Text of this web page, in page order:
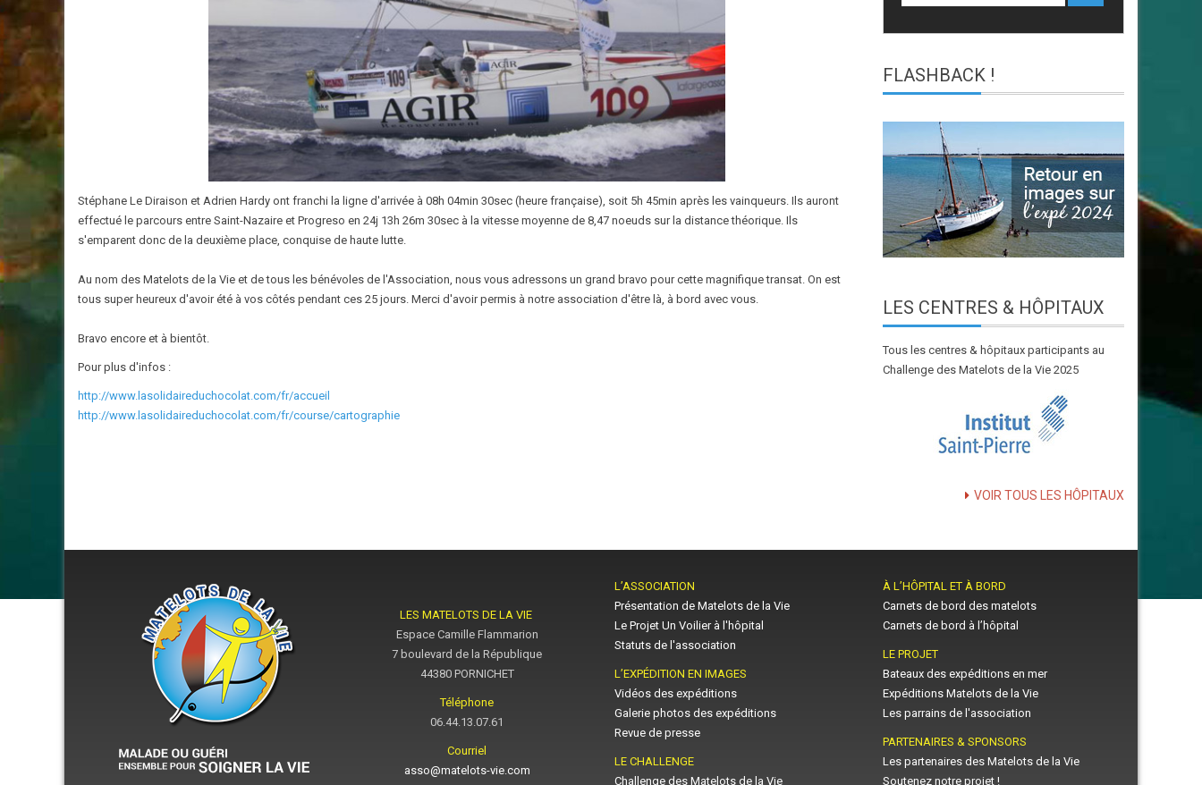
Stéphane Le Diraison et Adrien Hardy ont franchi la ligne d'arrivée à 08h 04min 30sec (heure française), soit 5h 45min après les vainqueurs. Ils auront
effectué le parcours entre Saint-Nazaire et Progreso en 24j 13h 26m 30sec à la vitesse moyenne de 8,47 noeuds sur la distance théorique. Ils
s'emparent donc de la deuxième place, conquise de haute lutte.
Au nom des Matelots de la Vie et de tous les bénévoles de l'Association, nous vous adressons un grand bravo pour cette magnifique transat. On est
tous super heureux d'avoir été à vos côtés pendant ces 25 jours. Merci d'avoir permis à notre association d'être là, à bord avec vous.
Bravo encore et à bientôt.
Pour plus d'infos :
http://www.lasolidaireduchocolat.com/fr/accueil
http://www.lasolidaireduchocolat.com/fr/course/cartographie
FLASHBACK !
LES CENTRES & HÔPITAUX
Tous les centres & hôpitaux participants au
Challenge des Matelots de la Vie 2025
VOIR TOUS LES HÔPITAUX
LES MATELOTS DE LA VIE
Espace Camille Flammarion
7 boulevard de la République
44380 PORNICHET
Téléphone
06.44.13.07.61
Courriel
asso@matelots-vie.com
L’ASSOCIATION
Présentation de Matelots de la Vie
Le Projet Un Voilier à l'hôpital
Statuts de l'association
L’EXPÉDITION EN IMAGES
Vidéos des expéditions
Galerie photos des expéditions
Revue de presse
LE CHALLENGE
Challenge des Matelots de la Vie
À L’HÔPITAL ET À BORD
Carnets de bord des matelots
Carnets de bord à l’hôpital
LE PROJET
Bateaux des expéditions en mer
Expéditions Matelots de la Vie
Les parrains de l'association
PARTENAIRES & SPONSORS
Les partenaires des Matelots de la Vie
Soutenez notre projet !